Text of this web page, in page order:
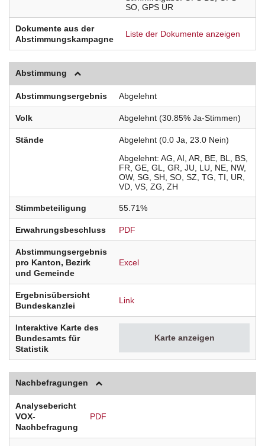
SO GPS UR
Dokumente aus der
Abstimmungskampagne
Liste der Dokumente anzeigen
Abstimmung
Abstimmungsergebnis Abgelehnt
Volk Abgelehnt (30.85% Ja-Stimmen)
Stände
Abgelehnt (0.0 Ja, 23.0 Nein)
Abgelehnt AG AI AR BE BL
BS
FR GE GL GR JU LU NE NW
OW SG SH SO SZ TG TI
UR
VD VS ZG ZH
Stimmbeteiligung 55.71%
Erwahrungsbeschluss PDF
Abstimmungsergebnis
pro Kanton, Bezirk
und Gemeinde
Excel
Ergebnisübersicht
Bundeskanzlei
Link
Interaktive Karte des
Bundesamts für
Statistik
Karte anzeigen
Nachbefragungen
Analysebericht
VOX-
Nachbefragung
PDF